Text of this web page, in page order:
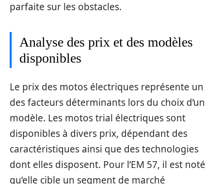
parfaite sur les obstacles.
Analyse des prix et des modèles
disponibles
Le prix des motos électriques représente un
des facteurs déterminants lors du choix d’un
modèle. Les motos trial électriques sont
disponibles à divers prix, dépendant des
caractéristiques ainsi que des technologies
dont elles disposent. Pour l’EM 57, il est noté
qu’elle cible un segment de marché